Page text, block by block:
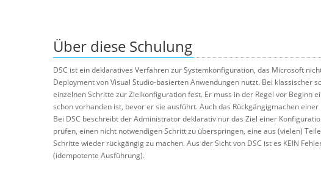
Über diese Schulung
DSC ist ein deklaratives Verfahren zur Systemkonfiguration, das Microsoft
Deployment von Visual Studio-basierten Anwendungen nutzt. Bei
einzelnen Schritte zur Zielkonfiguration fest. Er muss in der Regel vor Beginn
schon vorhanden ist, bevor er sie ausführt. Auch das Rückgängigmachen
Bei DSC beschreibt der Administrator deklarativ nur das Ziel einer
prüfen, einen nicht notwendigen Schritt zu überspringen, eine aus (vielen)
Schritte wieder rückgängig zu machen. Aus der Sicht von DSC ist es KEIN
(idempotente Ausführung).